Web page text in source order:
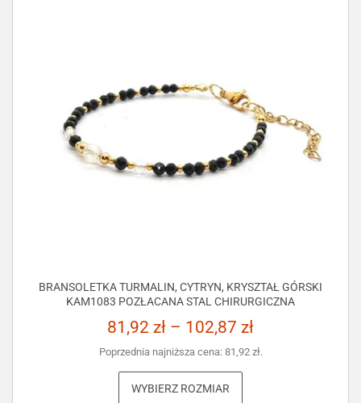
BRANSOLETKA TURMALIN, CYTRYN, KRYSZTAŁ GÓRSKI
KAM1083 POZŁACANA STAL CHIRURGICZNA
81,92 zł – 102,87 zł
Poprzednia najniższa cena: 81,92 zł.
WYBIERZ ROZMIAR